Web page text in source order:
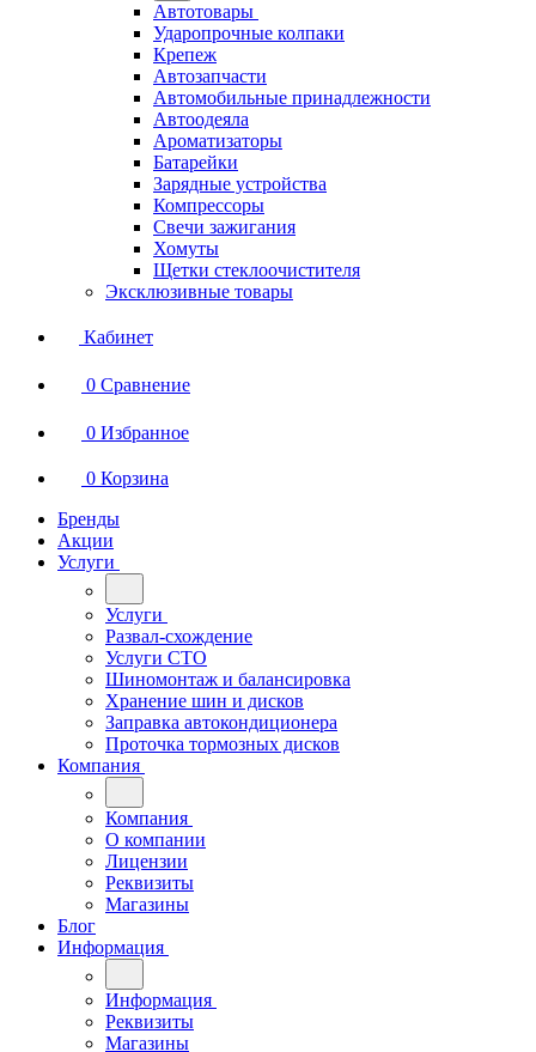
Автотовары
Ударопрочные колпаки
Крепеж
Автозапчасти
Автомобильные принадлежности
Автоодеяла
Ароматизаторы
Батарейки
Зарядные устройства
Компрессоры
Свечи зажигания
Хомуты
Щетки стеклоочистителя
Эксклюзивные товары
Кабинет
0 Сравнение
0 Избранное
0 Корзина
Бренды
Акции
Услуги
Услуги
Развал-схождение
Услуги СТО
Шиномонтаж и балансировка
Хранение шин и дисков
Заправка автокондиционера
Проточка тормозных дисков
Компания
Компания
О компании
Лицензии
Реквизиты
Магазины
Блог
Информация
Информация
Реквизиты
Магазины